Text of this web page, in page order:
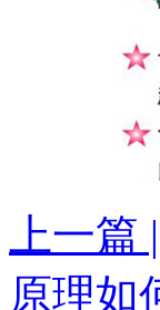
上一
原理如